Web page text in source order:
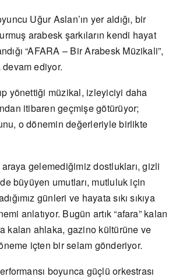
Uğur Aslan’ın yer aldığı, bir
arabesk şarkıların kendi hayat
“AFARA – Bir Arabesk Müzikali”,
ediyor.
yönettiği müzikal, izleyiciyi daha
itibaren geçmişe götürüyor;
o dönemin değerleriyle birlikte
araya gelemediğimiz dostlukları, gizli
büyüyen umutları, mutluluk için
günleri ve hayata sıkı sıkıya
anlatıyor. Bugün artık “afara” kalan
kalan ahlaka, gazino kültürüne ve
içten bir selam gönderiyor.
boyunca güçlü orkestrası